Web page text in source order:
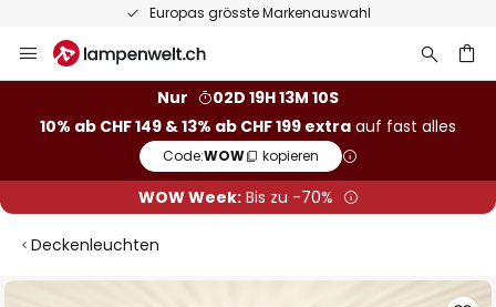
Europas grösste Markenauswahl
Inhalt
Nur
02D 19H 13M 09S
10% ab CHF 149 & 13% ab CHF 199 extra auf fast alles
Code:WOW kopieren
WOW Week:Bis zu -70%
Deckenleuchten
Zum